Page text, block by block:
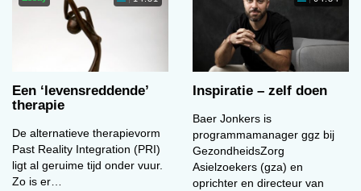
Een ‘levens­reddende’
therapie
De alternatieve therapievorm
Past Reality Integration (PRI)
ligt al geruime tijd onder vuur.
Zo is er…
Inspiratie – zelf doen
Baer Jonkers is
programmamanager ggz bij
GezondheidsZorg
Asielzoekers (gza) en
oprichter en directeur van